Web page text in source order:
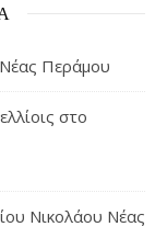
Περάμου
στο
Νικολάου Νέας